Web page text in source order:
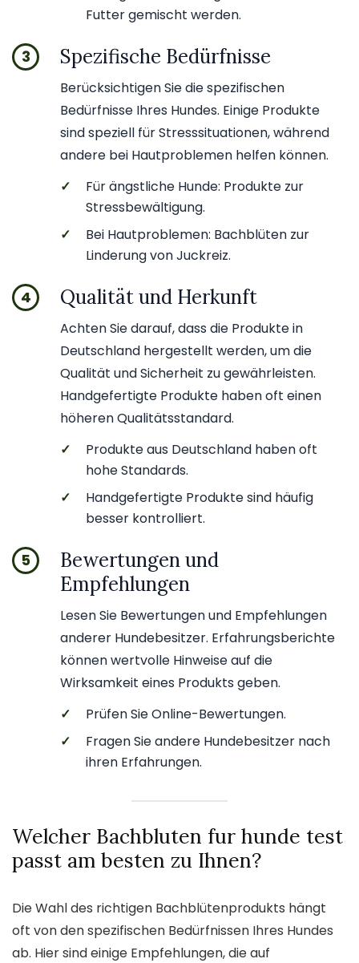
Futter gemischt werden.
3 Spezifische Bedürfnisse
Berücksichtigen Sie die spezifischen
Bedürfnisse Ihres Hundes. Einige Produkte
sind speziell für Stresssituationen, während
andere bei Hautproblemen helfen können.
✓
Für ängstliche Hunde: Produkte zur
Stressbewältigung.
✓
Bei Hautproblemen: Bachblüten zur
Linderung von Juckreiz.
4 Qualität und Herkunft
Achten Sie darauf, dass die Produkte in
Deutschland hergestellt werden, um die
Qualität und Sicherheit zu gewährleisten.
Handgefertigte Produkte haben oft einen
höheren Qualitätsstandard.
✓
Produkte aus Deutschland haben oft
hohe Standards.
✓
Handgefertigte Produkte sind häufig
besser kontrolliert.
5
Bewertungen und
Empfehlungen
Lesen Sie Bewertungen und Empfehlungen
anderer Hundebesitzer. Erfahrungsberichte
können wertvolle Hinweise auf die
Wirksamkeit eines Produkts geben.
✓
Prüfen Sie Online-Bewertungen.
✓
Fragen Sie andere Hundebesitzer nach
ihren Erfahrungen.
Welcher Bachbluten fur hunde test
passt am besten zu Ihnen?
Die Wahl des richtigen Bachblütenprodukts hängt
oft von den spezifischen Bedürfnissen Ihres Hundes
ab. Hier sind einige Empfehlungen, die auf